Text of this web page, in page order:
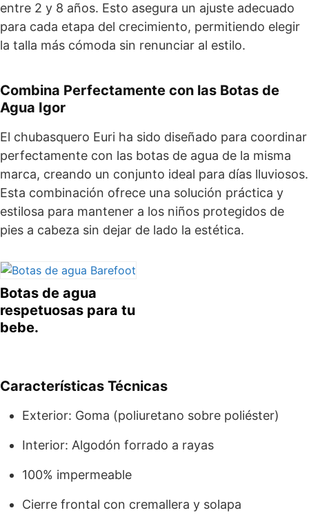
entre 2 y 8 años. Esto asegura un ajuste adecuado
para cada etapa del crecimiento, permitiendo elegir
la talla más cómoda sin renunciar al estilo.
Combina Perfectamente con las Botas de
Agua Igor
El chubasquero Euri ha sido diseñado para coordinar
perfectamente con las botas de agua de la misma
marca, creando un conjunto ideal para días lluviosos.
Esta combinación ofrece una solución práctica y
estilosa para mantener a los niños protegidos de
pies a cabeza sin dejar de lado la estética.
Botas de agua
respetuosas para tu
bebe.
Características Técnicas
Exterior: Goma (poliuretano sobre poliéster)
Interior: Algodón forrado a rayas
100% impermeable
Cierre frontal con cremallera y solapa